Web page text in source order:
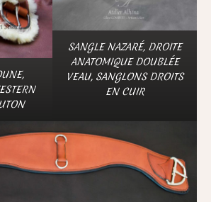
SANGLE NAZARÉ, DROITE
ANATOMIQUE DOUBLÉE
VEAU, SANGLONS DROITS
EN CUIR